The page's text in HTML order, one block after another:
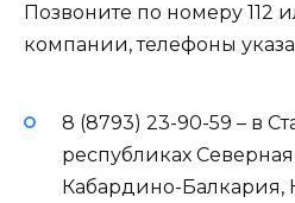
Позвоните по номеру 112
компании, телефоны
8 (8793) 23-90-59 – в
республиках
Кабардино-Балкария,